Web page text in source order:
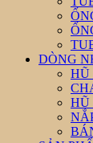
DÒNG
HŨ
HŨ